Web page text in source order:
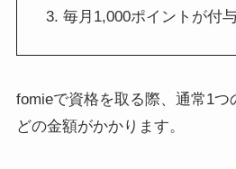
毎月1,000ポイントが付
fomieで資格を取る際、通常1つ
どの金額がかかります。